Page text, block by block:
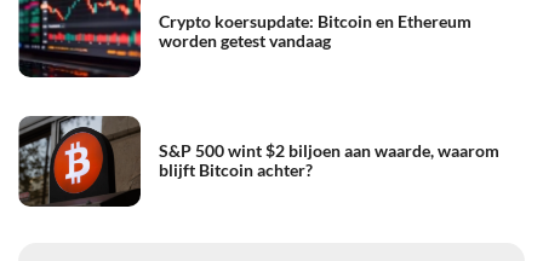
Crypto koersupdate: Bitcoin en Ethereum
worden getest vandaag
S&P 500 wint $2 biljoen aan waarde, waarom
blijft Bitcoin achter?